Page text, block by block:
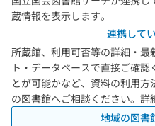
蔵情報を表示します。
連携して
所蔵館、利用可否等の詳細・最
ト・データベースで直接ご確
とが可能かなど、資料の利用方
の図書館へご相談ください。詳
地域の図書